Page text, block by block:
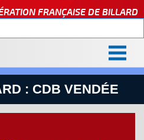
FRANÇAISE DEBILLARD
: CDB VENDÉE